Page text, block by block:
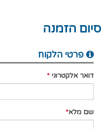
סיום הזמנה
פרטי הלקוח
דואר אלקטרוני
שם מלא